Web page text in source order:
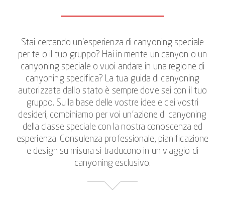
Stai cercando un’esperienza di canyoning speciale
per te o il tuo gruppo? Hai in mente un canyon o un
canyoning speciale o vuoi andare in una regione di
canyoning specifica? La tua guida di canyoning
autorizzata dallo stato è sempre dove sei con il tuo
gruppo. Sulla base delle vostre idee e dei vostri
desideri, combiniamo per voi un’azione di canyoning
della classe speciale con la nostra conoscenza ed
esperienza. Consulenza professionale, pianificazione
e design su misura si traducono in un viaggio di
canyoning esclusivo.